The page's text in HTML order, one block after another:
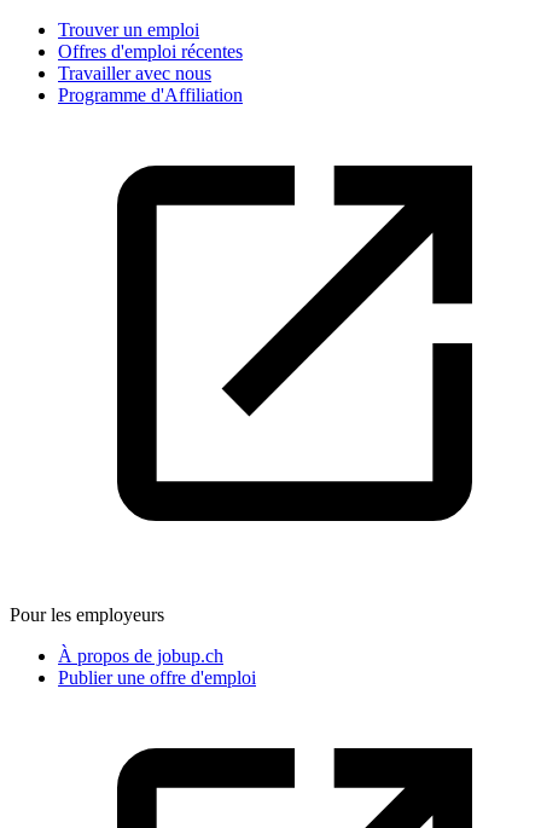
Trouver un emploi
Offres d'emploi récentes
Travailler avec nous
Programme d'Affiliation
Pour les employeurs
À propos de jobup.ch
Publier une offre d'emploi